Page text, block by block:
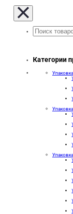
Поиск
Категории